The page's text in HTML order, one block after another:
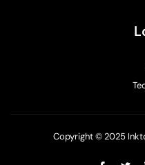
Copyright © 2025